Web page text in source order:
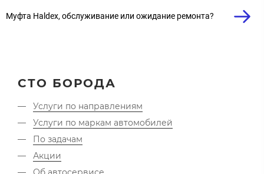
Муфта Haldex, обслуживание или ожидание ремонта?
СТО БОРОДА
Услуги по направлениям
Услуги по маркам автомобилей
По задачам
Акции